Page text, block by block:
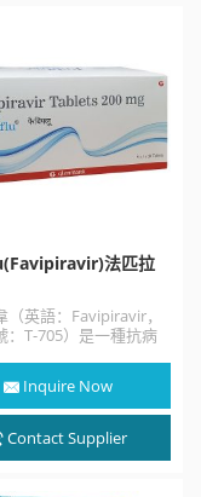
法匹拉
（英語：Favipiravir，
：T-705）是一種抗病
業（今 富士膠片富山化
研發，該藥能夠對抗多
毒。法匹拉韋是吡嗪醯
，它具有降低流感病
Inquire Now
Contact Supplier